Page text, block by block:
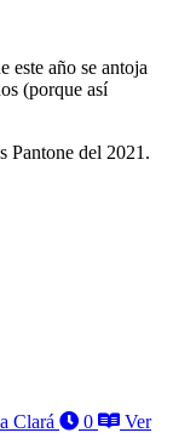
este año se antoja
(porque así
Pantone del 2021.
Clará 0
Ver